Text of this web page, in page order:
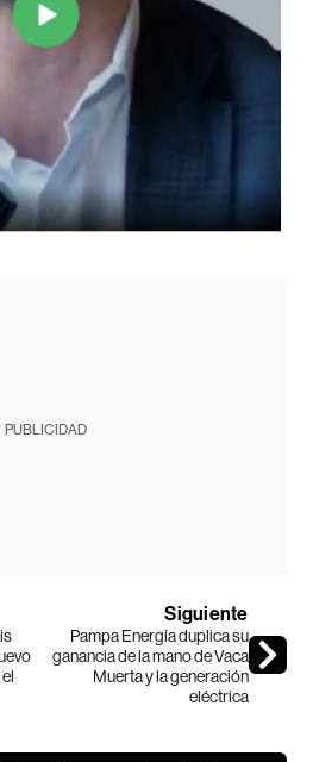
PUBLICIDAD
Siguiente
Pampa Energía duplica su
ganancia de la mano de Vaca
Muerta y la generación
eléctrica